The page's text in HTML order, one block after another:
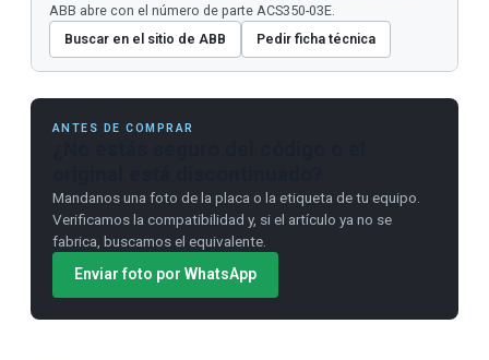
ABB abre con el número de parte ACS350-03E.
Buscar en el sitio de ABB
Pedir ficha técnica
ANTES DE COMPRAR
Mandanos una foto de la placa o la etiqueta de tu equipo.
Verificamos la compatibilidad y, si el artículo ya no se
fabrica, buscamos el equivalente.
Enviar foto por WhatsApp